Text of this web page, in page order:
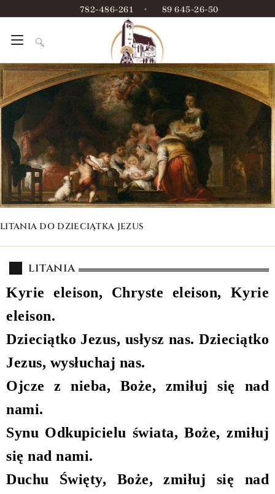
782-486-261 • 89 645-26-50
LITANIA DO DZIECIĄTKA JEZUS
litania
Kyrie eleison, Chryste eleison, Kyrie
eleison.
Dzieciątko Jezus, usłysz nas. Dzieciątko
Jezus, wysłuchaj nas.
Ojcze z nieba, Boże, zmiłuj się nad
nami.
Synu Odkupicielu świata, Boże, zmiłuj
się nad nami.
Duchu Święty, Boże, zmiłuj się nad